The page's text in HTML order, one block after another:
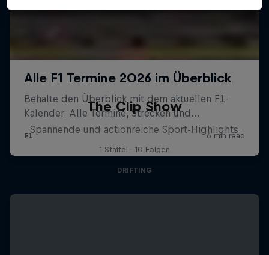
The Clip Show
Spannende und actionreiche Sport-Highlights
1 Staffel · 10 Folgen
DRIFTING